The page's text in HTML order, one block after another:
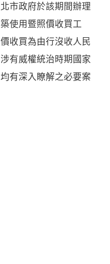
市政府於該期間辦理
使用暨照價收買工
收買為由行沒收人民
有威權統治時期國家
有深入瞭解之必要案